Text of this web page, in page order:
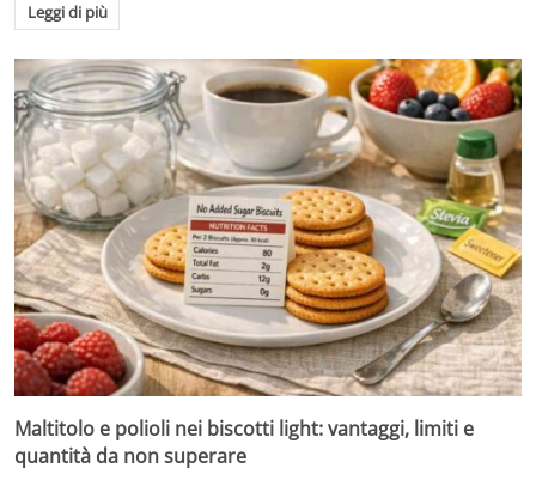
Leggi di più
Maltitolo e polioli nei biscotti light: vantaggi, limiti e
quantità da non superare